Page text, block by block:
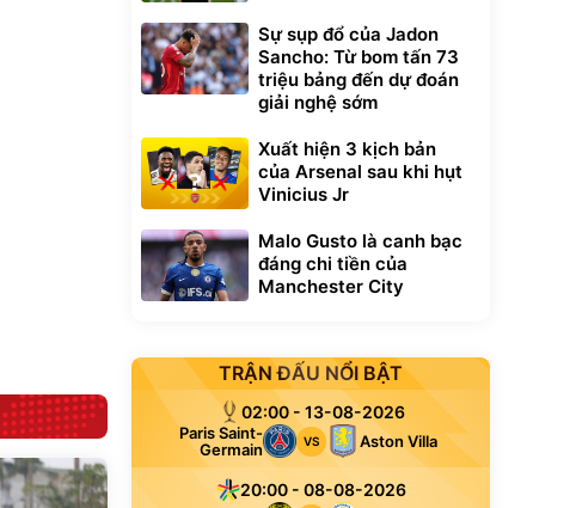
Sự sụp đổ của Jadon
Sancho: Từ bom tấn 73
triệu bảng đến dự đoán
giải nghệ sớm
Xuất hiện 3 kịch bản
của Arsenal sau khi hụt
Vinicius Jr
Malo Gusto là canh bạc
đáng chi tiền của
Manchester City
TRẬN ĐẤU NỔI BẬT
02:00 - 13-08-2026
Paris Saint-
Germain
VS Aston Villa
20:00 - 08-08-2026